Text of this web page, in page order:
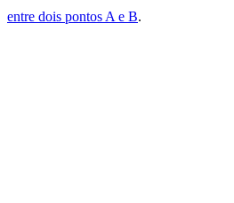
entre dois pontos A e B.